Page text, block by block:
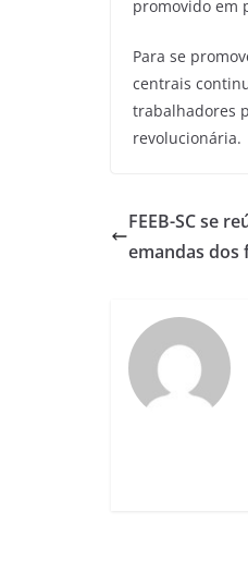
promovido em
Para se
centrais
trabalhadores
revolucionária.
FEEB-SC se
emandas dos